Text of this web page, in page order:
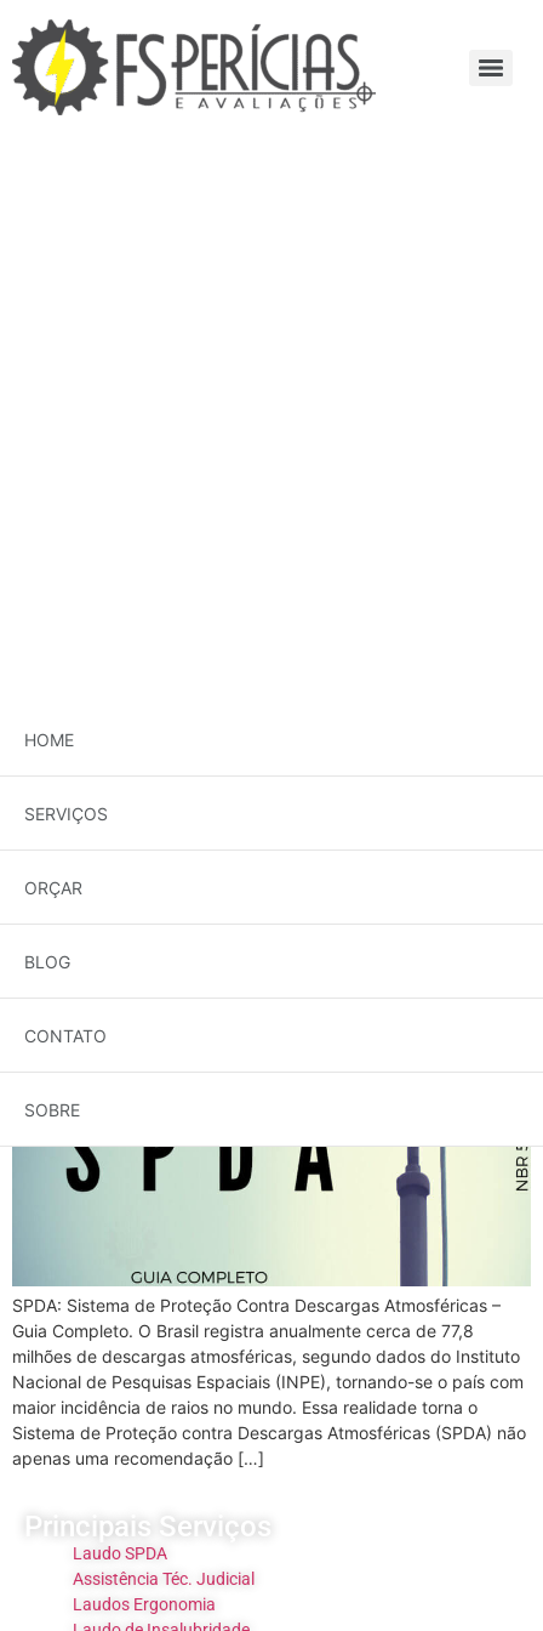
HOME
SERVIÇOS
ORÇAR
BLOG
CONTATO
SOBRE
Tag:
SPDA: Sistema de Proteção
Contra Descargas
Atmosféricas – Guia
Completo
SPDA: Sistema de Proteção Contra Descargas Atmosféricas –
Guia Completo. O Brasil registra anualmente cerca de 77,8
milhões de descargas atmosféricas, segundo dados do Instituto
Nacional de Pesquisas Espaciais (INPE), tornando-se o país com
maior incidência de raios no mundo. Essa realidade torna o
Sistema de Proteção contra Descargas Atmosféricas (SPDA) não
apenas uma recomendação […]
Principais Serviços
Laudo SPDA
Assistência Téc. Judicial
Laudos Ergonomia